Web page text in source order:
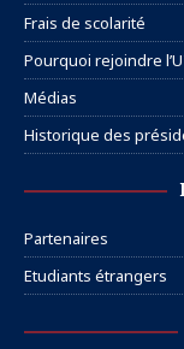
Frais de scolarité
Pourquoi rejoindre
Médias
Historique des
Partenaires
Etudiants étrangers